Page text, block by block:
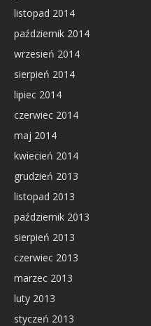
listopad 2014
październik 2014
wrzesień 2014
sierpień 2014
lipiec 2014
czerwiec 2014
maj 2014
kwiecień 2014
grudzień 2013
listopad 2013
październik 2013
sierpień 2013
czerwiec 2013
marzec 2013
luty 2013
styczeń 2013